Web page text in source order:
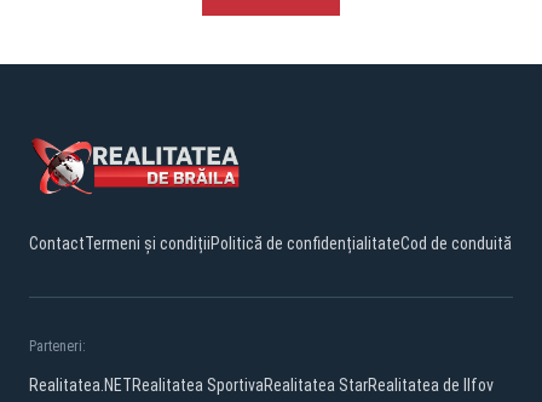
ContactTermeni și condițiiPolitică de confidențialitateCod de conduită
Parteneri:
Realitatea.NETRealitatea SportivaRealitatea StarRealitatea de Ilfov